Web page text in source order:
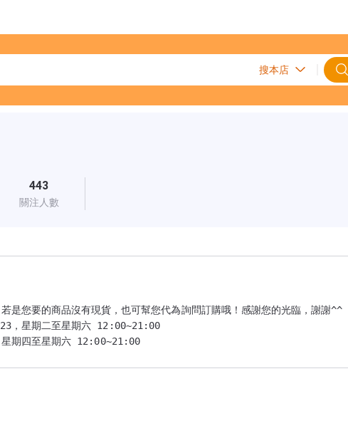
443
關注人數
是您要的商品沒有現貨，也可幫您代為詢問訂購哦！感謝您的光臨，謝謝^^
，星期二至星期六 12:00~21:00
《高雄店》高雄市鳳山區鳳頂路398號，07-792-6673，星期四至星期六 12:00~21:00